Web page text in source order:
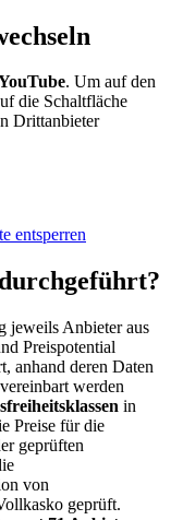
. Um auf den
die Schaltfläche
Drittanbieter
entsperren
jeweils Anbieter aus
Preispotential
anhand deren Daten
werden
in
Preise für die
geprüften
von
geprüft.